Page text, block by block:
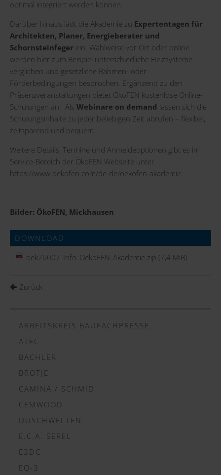
optimal integriert werden können.
Darüber hinaus lädt die Akademie zu Expertentagen für
Architekten, Planer, Energieberater und
Schornsteinfeger ein. Wahlweise vor Ort oder online
werden hier zum Beispiel unterschiedliche Heizsysteme
verglichen und gesetzliche Rahmen- oder
Förderbedingungen besprochen. Ergänzend zu den
Präsenzveranstaltungen bietet ÖkoFEN kostenlose Online-
Schulungen an. Als Webinare on demand lassen sich die
Schulungsinhalte zu jeder beliebigen Zeit abrufen – flexibel,
zeitsparend und bequem.
Weitere Details, Termine und Anmeldeoptionen gibt es im
Service-Bereich der ÖkoFEN Webseite unter
https://www.oekofen.com/de-de/oekofen-akademie
Bilder: ÖkoFEN, Mickhausen
DOWNLOAD
oek26007_Info_OekoFEN_Akademie.zip (7,4 MiB)
Zurück
ARBEITSKREIS BAUFACHPRESSE
ATEC
BACHLER
BRÖTJE
CAMINA / SCHMID
CEMWOOD
DUSCHWELTEN
E.C.A. SEREL
E3DC
EQ-3